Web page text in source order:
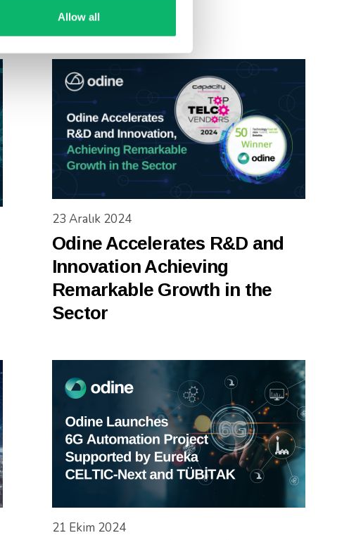
Allow all
23 Aralık 2024
Odine Accelerates R&D and
Innovation Achieving
Remarkable Growth in the
Sector
21 Ekim 2024